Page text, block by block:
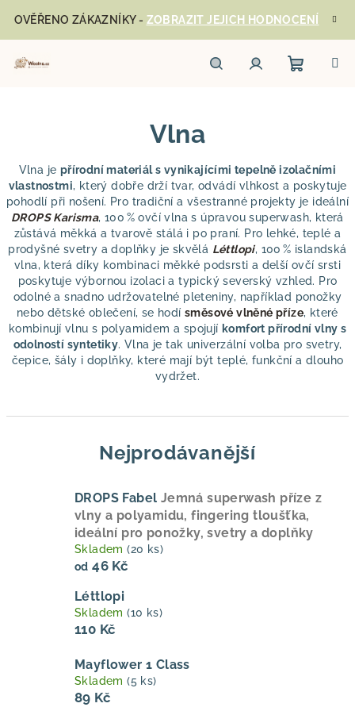
obsah
OVĚŘENO ZÁKAZNÍKY - ZOBRAZIT JEJICH HODNOCENÍ
Vlna
Vlna je přírodní materiál s vynikajícími tepelně izolačními
vlastnostmi, který dobře drží tvar, odvádí vlhkost a poskytuje
pohodlí při nošení. Pro tradiční a všestranné projekty je ideální
DROPS Karisma, 100 % ovčí vlna s úpravou superwash, která
zůstává měkká a tvarově stálá i po praní. Pro lehké, teplé a
prodyšné svetry a doplňky je skvělá Léttlopi, 100 % islandská
vlna, která díky kombinaci měkké podsrsti a delší ovčí srsti
poskytuje výbornou izolaci a typický severský vzhled. Pro
odolné a snadno udržovatelné pleteniny, například ponožky
nebo dětské oblečení, se hodísměsové vlněné příze, které
kombinují vlnu s polyamidem a spojují komfort přírodní vlny s
odolností syntetiky. Vlna je tak univerzální volba pro svetry,
čepice, šály i doplňky, které mají být teplé, funkční a dlouho
vydržet.
Nejprodávanější
DROPS Fabel Jemná superwash příze z
vlny a polyamidu, fingering tloušťka,
ideální pro ponožky, svetry a doplňky
Skladem(20 ks)
od 46 Kč
Léttlopi
Skladem(10 ks)
110 Kč
Mayflower 1 Class
Skladem(5 ks)
89 Kč